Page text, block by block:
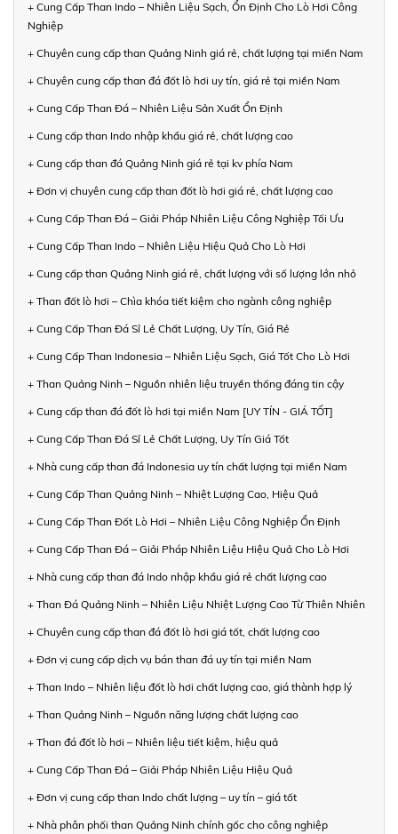
+ Cung Cấp Than Indo – Nhiên Liệu Sạch, Ổn Định Cho Lò Hơi Công
Nghiệp
+ Chuyên cung cấp than Quảng Ninh giá rẻ, chất lượng tại miền Nam
+ Chuyên cung cấp than đá đốt lò hơi uy tín, giá rẻ tại miền Nam
+ Cung Cấp Than Đá – Nhiên Liệu Sản Xuất Ổn Định
+ Cung cấp than Indo nhập khẩu giá rẻ, chất lượng cao
+ Cung cấp than đá Quảng Ninh giá rẻ tại kv phía Nam
+ Đơn vị chuyên cung cấp than đốt lò hơi giá rẻ, chất lượng cao
+ Cung Cấp Than Đá – Giải Pháp Nhiên Liệu Công Nghiệp Tối Ưu
+ Cung Cấp Than Indo – Nhiên Liệu Hiệu Quả Cho Lò Hơi
+ Cung cấp than Quảng Ninh giá rẻ, chất lượng với số lượng lớn nhỏ
+ Than đốt lò hơi – Chìa khóa tiết kiệm cho ngành công nghiệp
+ Cung Cấp Than Đá Sỉ Lẻ Chất Lượng, Uy Tín, Giá Rẻ
+ Cung Cấp Than Indonesia – Nhiên Liệu Sạch, Giá Tốt Cho Lò Hơi
+ Than Quảng Ninh – Nguồn nhiên liệu truyền thống đáng tin cậy
+ Cung cấp than đá đốt lò hơi tại miền Nam [UY TÍN - GIÁ TỐT]
+ Cung Cấp Than Đá Sỉ Lẻ Chất Lượng, Uy Tín Giá Tốt
+ Nhà cung cấp than đá Indonesia uy tín chất lượng tại miền Nam
+ Cung Cấp Than Quảng Ninh – Nhiệt Lượng Cao, Hiệu Quả
+ Cung Cấp Than Đốt Lò Hơi – Nhiên Liệu Công Nghiệp Ổn Định
+ Cung Cấp Than Đá – Giải Pháp Nhiên Liệu Hiệu Quả Cho Lò Hơi
+ Nhà cung cấp than đá Indo nhập khẩu giá rẻ chất lượng cao
+ Than Đá Quảng Ninh – Nhiên Liệu Nhiệt Lượng Cao Từ Thiên Nhiên
+ Chuyên cung cấp than đá đốt lò hơi giá tốt, chất lượng cao
+ Đơn vị cung cấp dịch vụ bán than đá uy tín tại miền Nam
+ Than Indo – Nhiên liệu đốt lò hơi chất lượng cao, giá thành hợp lý
+ Than Quảng Ninh – Nguồn năng lượng chất lượng cao
+ Than đá đốt lò hơi – Nhiên liệu tiết kiệm, hiệu quả
+ Cung Cấp Than Đá – Giải Pháp Nhiên Liệu Hiệu Quả
+ Đơn vị cung cấp than Indo chất lượng – uy tín – giá tốt
+ Nhà phân phối than Quảng Ninh chính gốc cho công nghiệp